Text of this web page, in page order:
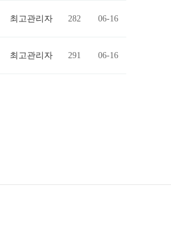
최고관리자 282 06-16
최고관리자 291 06-16